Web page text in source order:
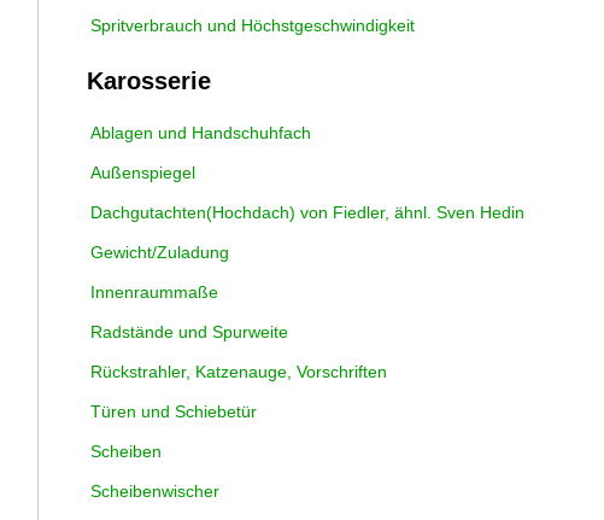
Spritverbrauch und Höchstgeschwindigkeit
Karosserie
Ablagen und Handschuhfach
Außenspiegel
Dachgutachten(Hochdach) von Fiedler, ähnl. Sven Hedin
Gewicht/Zuladung
Innenraummaße
Radstände und Spurweite
Rückstrahler, Katzenauge, Vorschriften
Türen und Schiebetür
Scheiben
Scheibenwischer